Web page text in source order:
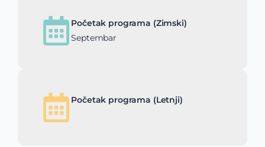
Početak programa (Zimski)
Septembar
Početak programa (Letnji)